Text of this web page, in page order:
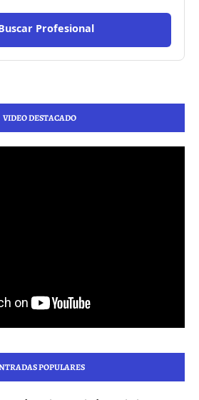
Profesional
VIDEO DESTACADO
POPULARES